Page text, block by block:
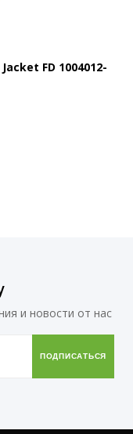
FD 1004012-
и новости от нас